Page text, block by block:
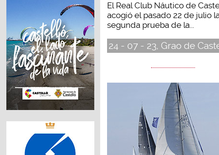
El Real Club Náutico de
acogió el pasado 22 de julio
segunda prueba de la...
24 - 07 - 23, Grao de